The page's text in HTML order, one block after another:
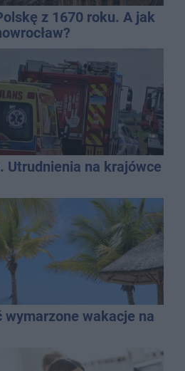
z 1670 roku. A jak
Utrudnienia na krajówce
wakacje na